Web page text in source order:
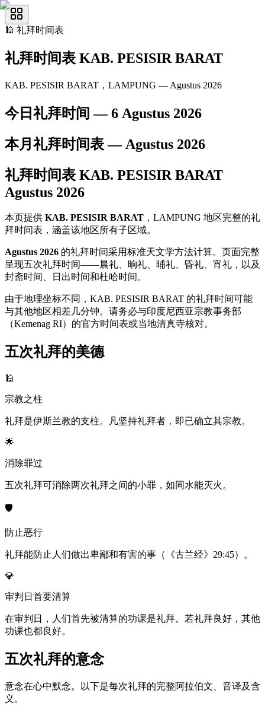
🕌 礼拜时间表
礼拜时间表 KAB. PESISIR BARAT
KAB. PESISIR BARAT，LAMPUNG — Agustus 2026
今日礼拜时间 — 6 Agustus 2026
本月礼拜时间表 — Agustus 2026
礼拜时间表 KAB. PESISIR BARAT
Agustus 2026
本页提供 KAB. PESISIR BARAT ，LAMPUNG 地区完整的礼
拜时间表，涵盖该地区所有子区域。
Agustus 2026 的礼拜时间采用标准天文学方法计算。页面完整
呈现五次礼拜时间——晨礼、晌礼、晡礼、昏礼、宵礼，以及
封斋时间、日出时间和杜哈时间。
由于地理坐标不同，KAB. PESISIR BARAT 的礼拜时间可能
与其他地区相差几分钟。请务必与印度尼西亚宗教事务部
（Kemenag RI）的官方时间表或当地清真寺核对。
五次礼拜的美德
🕌
宗教之柱
礼拜是伊斯兰教的支柱。凡坚持礼拜者，即已确立其宗教。
🌟
消除罪过
五次礼拜可消除两次礼拜之间的小罪，如同水能灭火。
🛡️
防止恶行
礼拜能防止人们做出卑鄙和有害的事（《古兰经》29:45）。
💎
审判日首要清算
在审判日，人们首先被清算的功课是礼拜。若礼拜良好，其他
功课也都良好。
五次礼拜的意念
意念在心中默念。以下是每次礼拜的完整阿拉伯文、音译及含
义。